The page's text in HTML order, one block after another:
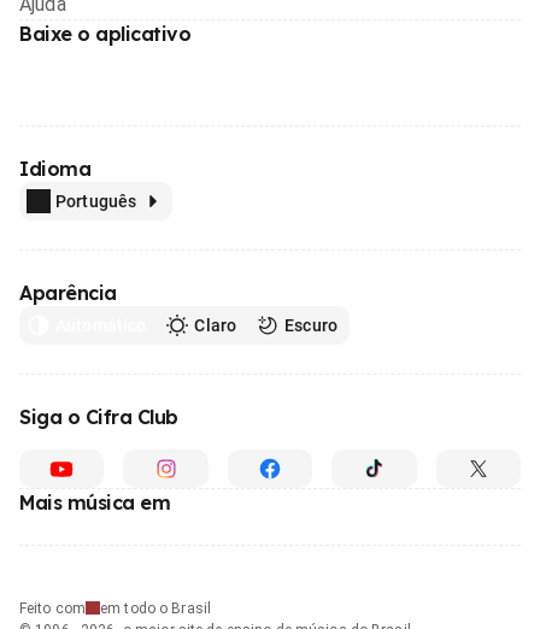
Baixe o aplicativo
Idioma
Português
Aparência
Claro Escuro
Siga o Cifra Club
Mais música em
Feito com
em todo o Brasil